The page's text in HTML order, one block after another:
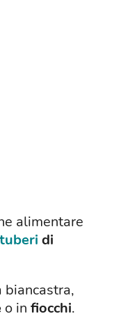
alimentare
tuberi di
biancastra,
o in fiocchi.